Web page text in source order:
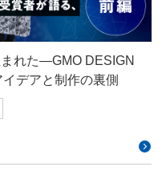
れた—GMO DESIGN
デアと制作の裏側